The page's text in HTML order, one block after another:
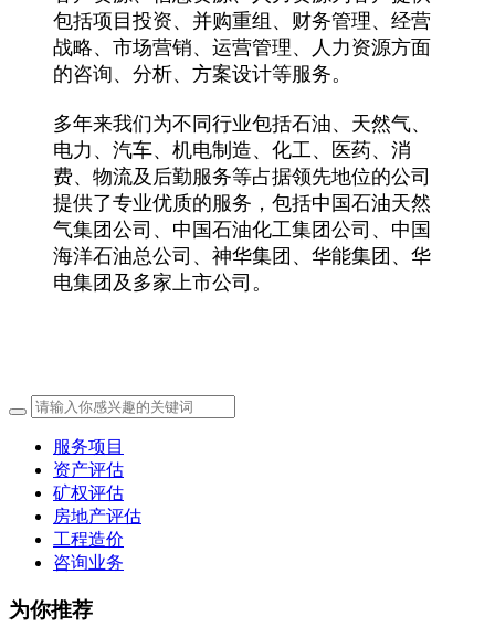
包括项目投资、并购重组、财务管理、经营
战略、市场营销、运营管理、人力资源方面
的咨询、分析、方案设计等服务。
多年来我们为不同行业包括石油、天然气、
电力、汽车、机电制造、化工、医药、消
费、物流及后勤服务等占据领先地位的公司
提供了专业优质的服务，包括中国石油天然
气集团公司、中国石油化工集团公司、中国
海洋石油总公司、神华集团、华能集团、华
电集团及多家上市公司。
服务项目
资产评估
矿权评估
房地产评估
工程造价
咨询业务
为你推荐